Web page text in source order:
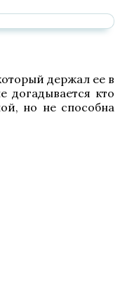
держал ее в
догадывается кто
но не способна